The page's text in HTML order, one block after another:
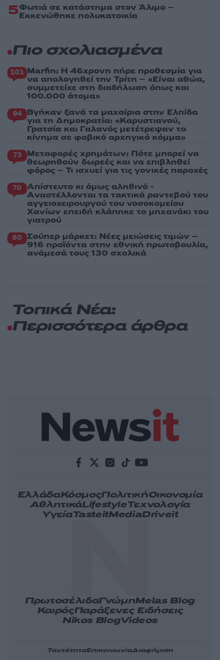
5Φωτιά σε κατάστημα στον Άλιμο –
Εκκενώθηκε πολυκατοικία
Πιο σχολιασμένα
101 Marfin: Η 46χρονη πήρε προθεσμία για
να απολογηθεί την Τρίτη – «Είναι αθώα,
συμμετείχε στη διαδήλωση όπως και
100.000 άτομα»
94 Βγήκαν ξανά τα μαχαίρια στην Ελπίδα
για τη Δημοκρατία: «Καρυστιανού,
Γρατσία και Γαλανός μετέτρεψαν το
κίνημα σε φοβικό αρχηγικό κόμμα»
73 Μεταφορές χρημάτων: Πότε μπορεί να
θεωρηθούν δωρεές και να επιβληθεί
φόρος – Τι ισχυεί για τις γονικές παροχές
70 Απίστευτο κι όμως αληθινό -
Aναστέλλονται τα τακτικά ραντεβού του
αγγειοχειρουργού του νοσοκομείου
Χανίων επειδή κλάπηκε το μηχανάκι του
γιατρού
60 Σούπερ μάρκετ: Νέες μειώσεις τιμών –
916 προϊόντα στην εθνική πρωτοβουλία,
ανάμεσά τους 130 σχολικά
Τοπικά Νέα:
Περισσότερα άρθρα
ΕλλάδαΚόσμοςΠολιτικήΟικονομία
ΑθλητικάLifestyleΤεχνολογία
ΥγείαTasteitMediaDriveit
ΠρωτοσέλιδαΓνώμηMelas Blog
ΚαιρόςΠαράξενες Ειδήσεις
Nikos BlogVideos
ΤαυτότηταΕπικοινωνίαΔιαφήμιση